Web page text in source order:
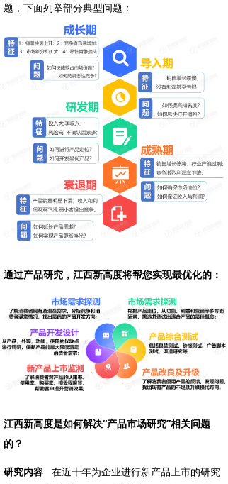
题，下面列举部分典型问题：
通过产品研究，江西新高度将帮您实现最优化的：
江西新高度是如何解决“产品市场研究”相关问题
的？
研究内容 在近十年为企业进行新产品上市的研究